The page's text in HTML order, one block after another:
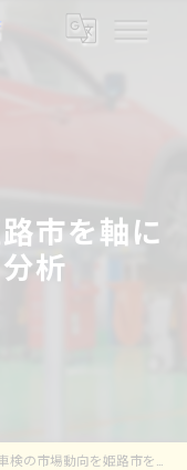
市を軸に
析
検の市場動向を姫路市を軸に兵庫県全体で分析